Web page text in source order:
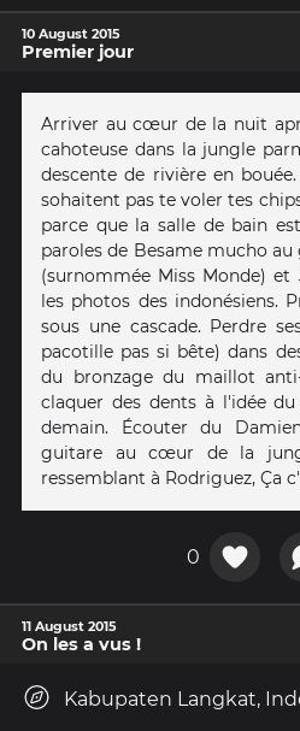
10 August 2015
Premier jour
Arriver au cœur de la nuit
cahoteuse dans la jungle
descente de rivière en
sohaitent pas te voler tes
parce que la salle de bain
paroles de Besame mucho
(surnommée Miss Monde) et
les photos des indonésiens.
sous une cascade. Perdre
pacotille pas si bête) dans
du bronzage du maillot
claquer des dents à l'idée
demain. Écouter du
guitare au cœur de la
ressemblant à Rodriguez, Ça
0
11 August 2015
On les a vus !
Kabupaten Langkat,